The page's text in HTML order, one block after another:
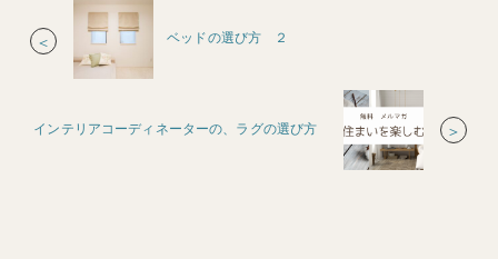
＜ ベッドの選び方 ２
インテリアコーディネーターの、ラグの選び方 ＞